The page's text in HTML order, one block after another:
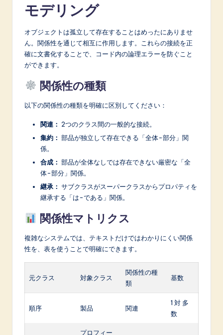
モデリング
オブジェクトは孤立して存在することはめったにありませ
ん。関係性を通じて相互に作用します。これらの接続を正
確に文書化することで、コード内の論理エラーを防ぐこと
ができます。
関係性の種類
以下の関係性の種類を明確に区別してください：
関連： 2つのクラス間の一般的な接続。
集約： 部品が独立して存在できる「全体-部分」関
係。
合成： 部品が全体なしでは存在できない厳密な「全
体-部分」関係。
継承： サブクラスがスーパークラスからプロパティを
継承する「は-である」関係。
関係性マトリクス
複雑なシステムでは、テキストだけではわかりにくい関係
性を、表を使うことで明確にできます。
元クラス 対象クラス
関係性の種
類
基数
順序 製品 関連
1 対 多
数
プロフィー